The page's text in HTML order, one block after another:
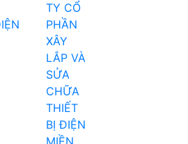
TY CỔ
PHẦN
XÂY
LẮP VÀ
SỬA
CHỮA
THIẾT
BỊ ĐIỆN
MIỀN